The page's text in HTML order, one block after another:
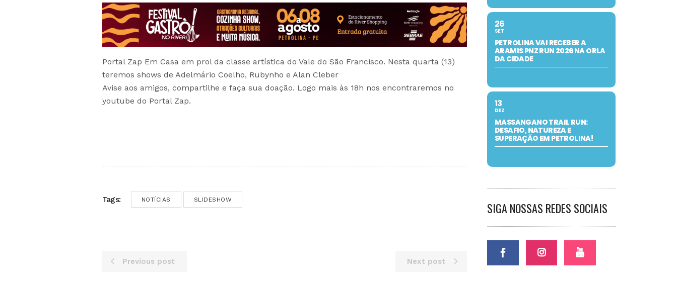
Portal Zap Em Casa em prol da classe artística do Vale do São Francisco. Nesta quarta (13)
teremos shows de Adelmário Coelho, Rubynho e Alan Cleber
Avise aos amigos, compartilhe e faça sua doação. Logo mais às 18h nos encontraremos no
youtube do Portal Zap.
Tags: NOTÍCIAS SLIDESHOW
Previous post Next post
26
SET
PETROLINA VAI RECEBER A
ARAMIS PNZ RUN 2026 NA ORLA
DA CIDADE
13
DEZ
MASSANGANO TRAIL RUN:
DESAFIO, NATUREZA E
SUPERAÇÃO EM PETROLINA!
SIGA NOSSAS REDES SOCIAIS